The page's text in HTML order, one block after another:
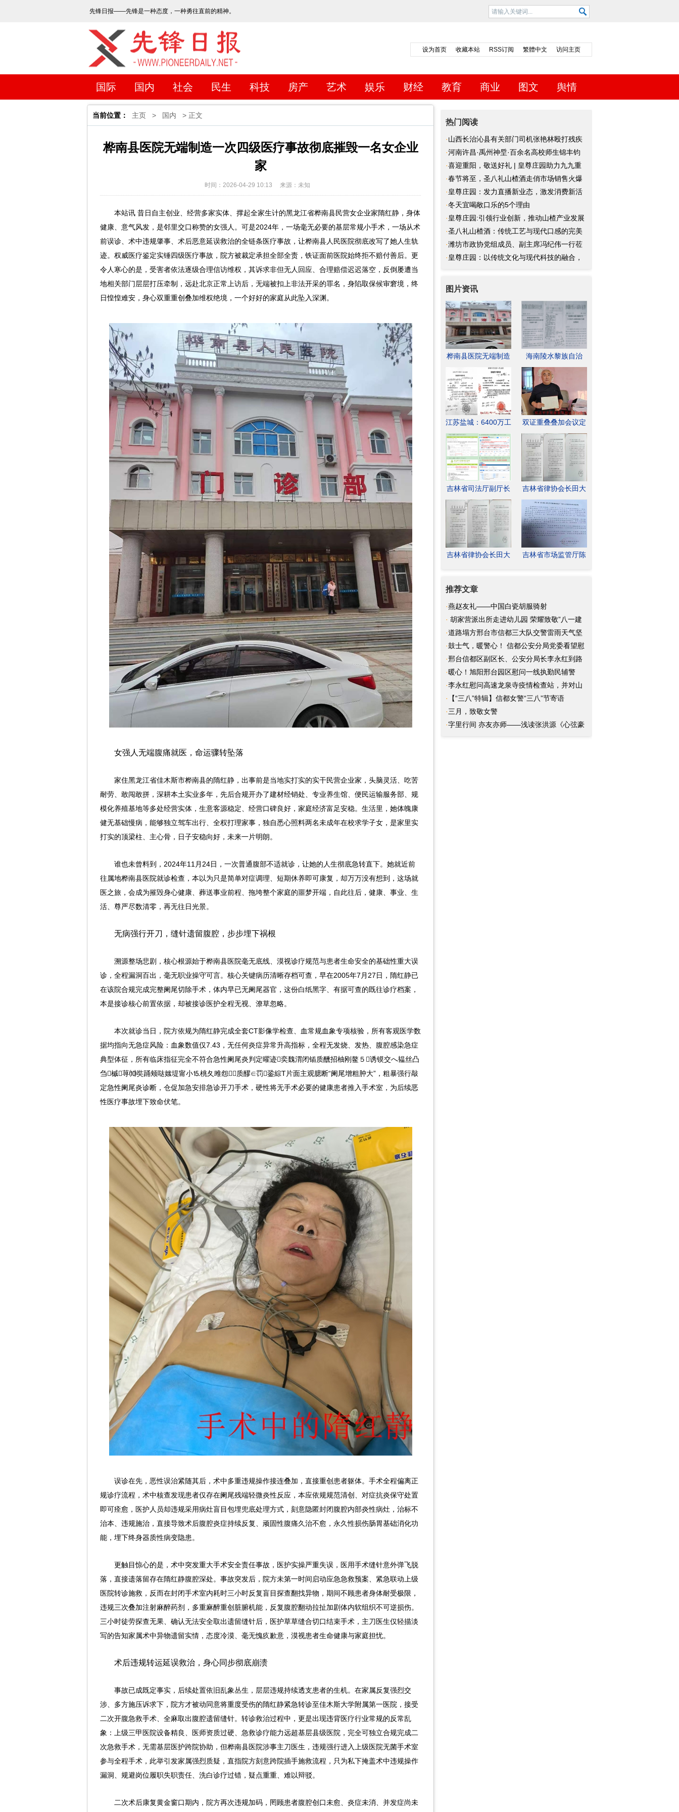
先锋日报——先锋是一种态度，一种勇往直前的精神。
设为首页 收藏本站 RSS订阅 繁體中文 访问主页
国际 国内 社会 民生 科技 房产 艺术 娱乐 财经 教育 商业 图文 舆情
当前位置： 主页 > 国内 > 正文
桦南县医院无端制造一次四级医疗事故彻底摧毁一名女企业
家
时间：2026-04-29 10:13 来源：未知
本站讯 昔日自主创业、经营多家实体、撑起全家生计的黑龙江省桦南县民营女企业家隋红静，身体
健康、意气风发，是邻里交口称赞的女强人。可是2024年，一场毫无必要的基层常规小手术，一场从术
前误诊、术中违规肇事、术后恶意延误救治的全链条医疗事故，让桦南县人民医院彻底改写了她人生轨
迹。权威医疗鉴定实锤四级医疗事故，院方被裁定承担全部全责，铁证面前医院始终拒不赔付善后。更
令人寒心的是，受害者依法逐级合理信访维权，其诉求非但无人回应、合理赔偿迟迟落空，反倒屡遭当
地相关部门层层打压牵制，远赴北京正常上访后，无端被扣上非法开采的罪名，身陷取保候审窘境，终
日惶惶难安，身心双重重创叠加维权绝境，一个好好的家庭从此坠入深渊。
女强人无端腹痛就医，命运骤转坠落
家住黑龙江省佳木斯市桦南县的隋红静，出事前是当地实打实的实干民营企业家，头脑灵活、吃苦
耐劳、敢闯敢拼，深耕本土实业多年，先后合规开办了建材经销处、专业养生馆、便民运输服务部、规
模化养殖基地等多处经营实体，生意客源稳定、经营口碑良好，家庭经济富足安稳。生活里，她体魄康
健无基础慢病，能够独立驾车出行、全权打理家事，独自悉心照料两名未成年在校求学子女，是家里实
打实的顶梁柱、主心骨，日子安稳向好，未来一片明朗。
谁也未曾料到，2024年11月24日，一次普通腹部不适就诊，让她的人生彻底急转直下。她就近前
往属地桦南县医院就诊检查，本以为只是简单对症调理、短期休养即可康复，却万万没有想到，这场就
医之旅，会成为摧毁身心健康、葬送事业前程、拖垮整个家庭的噩梦开端，自此往后，健康、事业、生
活、尊严尽数清零，再无往日光景。
无病强行开刀，缝针遗留腹腔，步步埋下祸根
溯源整场悲剧，核心根源始于桦南县医院毫无底线、漠视诊疗规范与患者生命安全的基础性重大误
诊，全程漏洞百出，毫无职业操守可言。核心关键病历清晰存档可查，早在2005年7月27日，隋红静已
在该院合规完成完整阑尾切除手术，体内早已无阑尾器官，这份白纸黑字、有据可查的既往诊疗档案，
本是接诊核心前置依据，却被接诊医护全程无视、潦草忽略。
本次就诊当日，院方依规为隋红静完成全套CT影像学检查、血常规血象专项核验，所有客观医学数
据均指向无急症风险：血象数值仅7.43，无任何炎症异常升高指标，全程无发烧、发热、腹腔感染急症
典型体征，所有临床指征完全不符合急性阑尾炎判定曜迹奕魏渭闭锸质醺招柚刚鳌５诱镆交へ韫丝凸
刍槭荨⑽奘踊颊哒媸堤甯小⒖桃夂雎怨质醪∈罚銎綜T片面主观臆断“阑尾增粗肿大”，粗暴强行敲
定急性阑尾炎诊断，仓促加急安排急诊开刀手术，硬性将无手术必要的健康患者推入手术室，为后续恶
性医疗事故埋下致命伏笔。
误诊在先，恶性误治紧随其后，术中多重违规操作接连叠加，直接重创患者躯体。手术全程偏离正
规诊疗流程，术中核查发现患者仅存在阑尾残端轻微炎性反应，本应依规规范清创、对症抗炎保守处置
即可痊愈，医护人员却违规采用病灶盲目包埋兜底处理方式，刻意隐匿封闭腹腔内部炎性病灶，治标不
治本、违规施治，直接导致术后腹腔炎症持续反复、顽固性腹痛久治不愈，永久性损伤肠胃基础消化功
能，埋下终身器质性病变隐患。
更触目惊心的是，术中突发重大手术安全责任事故，医护实操严重失误，医用手术缝针意外弹飞脱
落，直接遗落留存在隋红静腹腔深处。事故突发后，院方未第一时间启动应急急救预案、紧急联动上级
医院转诊施救，反而在封闭手术室内耗时三小时反复盲目探查翻找异物，期间不顾患者身体耐受极限，
违规三次叠加注射麻醉药剂，多重麻醉重创脏腑机能，反复腹腔翻动拉扯加剧体内软组织不可逆损伤。
三小时徒劳探查无果、确认无法安全取出遗留缝针后，医护草草缝合切口结束手术，主刀医生仅轻描淡
写的告知家属术中异物遗留实情，态度冷漠、毫无愧疚歉意，漠视患者生命健康与家庭担忧。
术后违规转运延误救治，身心同步彻底崩溃
事故已成既定事实，后续处置依旧乱象丛生，层层违规持续透支患者的生机。在家属反复强烈交
涉、多方施压诉求下，院方才被动同意将重度受伤的隋红静紧急转诊至佳木斯大学附属第一医院，接受
二次开腹急救手术、全麻取出腹腔遗留缝针。转诊救治过程中，更是出现违背医疗行业常规的反常乱
象：上级三甲医院设备精良、医师资质过硬、急救诊疗能力远超基层县级医院，完全可独立合规完成二
次急救手术，无需基层医护跨院协助，但桦南县医院涉事主刀医生，违规强行进入上级医院无菌手术室
参与全程手术，此举引发家属强烈质疑，直指院方刻意跨院插手施救流程，只为私下掩盖术中违规操作
漏洞、规避岗位履职失职责任、洗白诊疗过错，疑点重重、难以辩驳。
二次术后康复黄金窗口期内，院方再次违规加码，罔顾患者腹腔创口未愈、炎症未消、并发症尚未
热门阅读
·山西长治沁县有关部门司机张艳林殴打残疾
老人
·河南许昌·禹州神垕·百余名高校师生锦丰钧
窑体
·喜迎重阳，敬送好礼 | 皇尊庄园助力九九重
阳节
·春节将至，圣八礼山楂酒走俏市场销售火爆
·皇尊庄园：发力直播新业态，激发消费新活
力
·冬天宜喝敞口乐的5个理由
·皇尊庄园:引领行业创新，推动山楂产业发展
·圣八礼山楂酒：传统工艺与现代口感的完美
融合
·潍坊市政协党组成员、副主席冯纪伟一行莅
临皇
·皇尊庄园：以传统文化与现代科技的融合，
图片资讯
桦南县医院无端制造
一次四级医疗事故彻
底摧毁
海南陵水黎族自治
县：政府视法律如儿
戏，投资
江苏盐城：6400万工
程款被非法转移 亭湖
法院被指
双证重叠叠加会议定
罪?呼伦贝尔牧民村
官因为村
吉林省司法厅副厅长
林松涉嫌操纵市场监
管厅法
吉林省律协会长田大
原涉嫌虚假诉讼等四
宗罪？
吉林省律协会长田大
吉林省市场监管厅陈
推荐文章
·燕赵友礼——中国白瓷胡服骑射
· 胡家营派出所走进幼儿园 荣耀致敬”八一建
军节
·道路塌方邢台市信都三大队交警雷雨天气坚
守助
·鼓士气，暖警心！ 信都公安分局党委看望慰
问一
·邢台信都区副区长、公安分局长李永红到路
罗派
·暖心！旭阳邢台园区慰问一线执勤民辅警
·李永红慰问高速龙泉寺疫情检查站，并对山
区三
·
【“三八”特辑】信都女警“三八”节寄语
·三月，致敬女警
·字里行间 亦友亦师——浅读张洪源《心弦豪